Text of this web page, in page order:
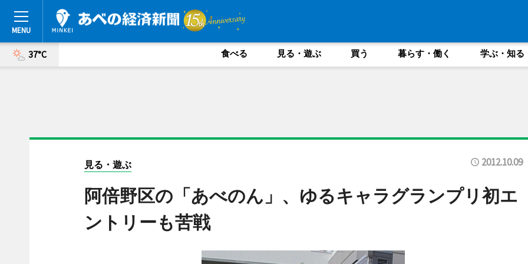
37°C 食べる 見る・遊ぶ 買う 暮らす・働く 学ぶ・知る
見る・遊ぶ 2012.10.09
阿倍野区の「あべのん」、ゆるキャラグランプリ初エ
ントリーも苦戦